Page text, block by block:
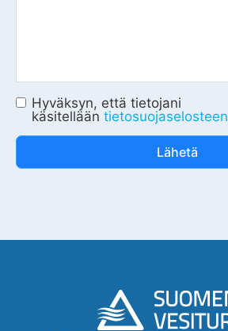
Hyväksyn, että tietojani
käsitellään tietosuojaselosteen
Lähetä